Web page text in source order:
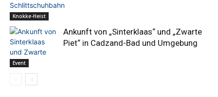
Knokke-Heist
Event
Ankunft von „Sinterklaas“ und „Zwarte
Piet“ in Cadzand-Bad und Umgebung